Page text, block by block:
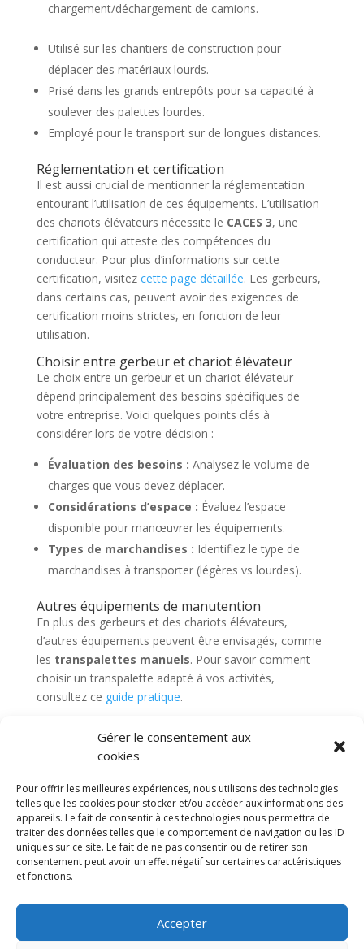
Gérer le consentement aux
cookies
Pour offrir les meilleures expériences, nous utilisons des technologies
telles que les cookies pour stocker et/ou accéder aux informations des
appareils. Le fait de consentir à ces technologies nous permettra de
traiter des données telles que le comportement de navigation ou les ID
uniques sur ce site. Le fait de ne pas consentir ou de retirer son
consentement peut avoir un effet négatif sur certaines caractéristiques
et fonctions.
Accepter
chargement/déchargement de camions.
Utilisé sur les chantiers de construction pour
déplacer des matériaux lourds.
Prisé dans les grands entrepôts pour sa capacité à
soulever des palettes lourdes.
Employé pour le transport sur de longues distances.
Réglementation et certification
Il est aussi crucial de mentionner la réglementation
entourant l’utilisation de ces équipements. L’utilisation
des chariots élévateurs nécessite le CACES 3, une
certification qui atteste des compétences du
conducteur. Pour plus d’informations sur cette
certification, visitez cette page détaillée. Les gerbeurs,
dans certains cas, peuvent avoir des exigences de
certification moins strictes, en fonction de leur
utilisation.
Choisir entre gerbeur et chariot élévateur
Le choix entre un gerbeur et un chariot élévateur
dépend principalement des besoins spécifiques de
votre entreprise. Voici quelques points clés à
considérer lors de votre décision :
Évaluation des besoins : Analysez le volume de
charges que vous devez déplacer.
Considérations d’espace : Évaluez l’espace
disponible pour manœuvrer les équipements.
Types de marchandises : Identifiez le type de
marchandises à transporter (légères vs lourdes).
Autres équipements de manutention
En plus des gerbeurs et des chariots élévateurs,
d’autres équipements peuvent être envisagés, comme
les transpalettes manuels. Pour savoir comment
choisir un transpalette adapté à vos activités,
consultez ce guide pratique.
Nacelles Transpalettes Rolls
CGV
Mentions légales
Politique de confidentialité et protection des
données
Paiement sécurisé
Gérer mes cookies
© 2025 MNG SORARE. Tous droits réservés. Prix
affichés en euros et hors TVA. Site dédié aux